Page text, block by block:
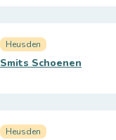
Heusden
Smits Schoenen
Heusden